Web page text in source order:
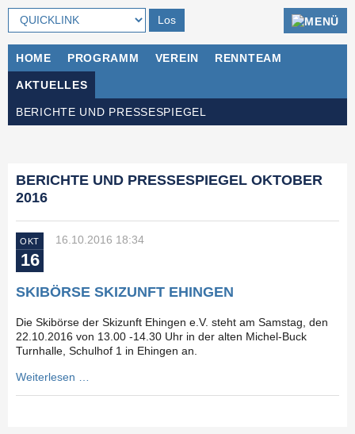
Navigation
überspringen
HOME PROGRAMM VEREIN RENNTEAM
AKTUELLES
Navigation
überspringen
BERICHTE UND PRESSESPIEGEL
BERICHTE UND PRESSESPIEGEL OKTOBER
2016
OKT
16
16.10.2016 18:34
SKIBÖRSE SKIZUNFT EHINGEN
Die Skibörse der Skizunft Ehingen e.V. steht am Samstag, den
22.10.2016 von 13.00 -14.30 Uhr in der alten Michel-Buck
Turnhalle, Schulhof 1 in Ehingen an.
Weiterlesen …